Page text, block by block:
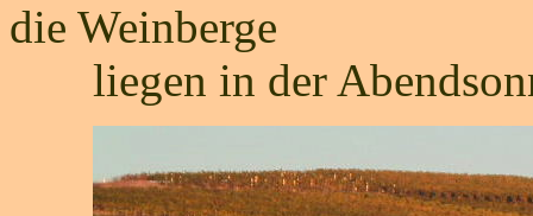
die Weinberge
liegen in der